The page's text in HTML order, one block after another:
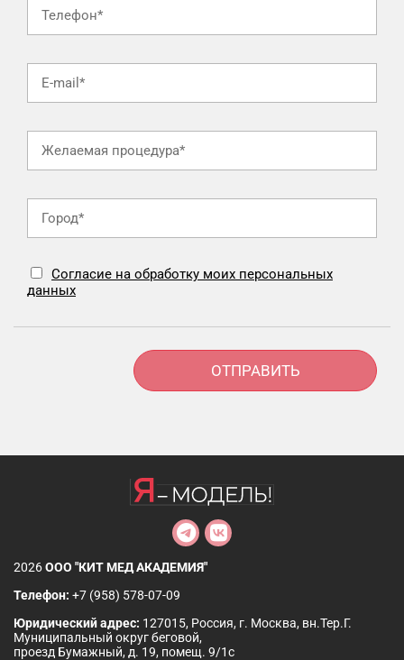
Согласие на обработку моих персональных
данных
2026ООО "КИТ МЕД АКАДЕМИЯ"
Телефон: +7 (958) 578-07-09
Юридический адрес: 127015, Россия, г. Москва, вн.Тер.Г.
Муниципальный округ беговой,
проезд Бумажный, д. 19, помещ. 9/1с